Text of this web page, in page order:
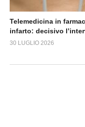
Telemedicina in
infarto: decisivo
30 LUGLIO 2026